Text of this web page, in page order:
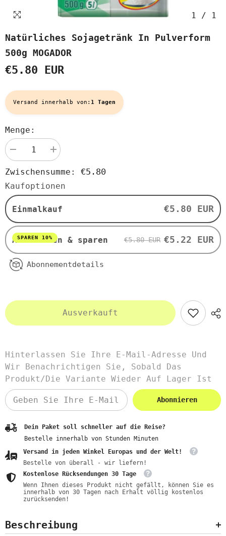
1 / 1
Natürliches Sojagetränk In Pulverform
500g MOGADOR
€5.80 EUR
Versand innerhalb von: 1 Tagen
Menge:
verringern
für
Natürliches
Sojagetränk
in
Pulverform
500g
MOGADOR
Menge
erhöhen
Natürliches
Sojagetränk
in
Pulverform
500g
MOGADOR
Zwischensumme: €5.80
Kaufoptionen
Einmalkauf €5.80 EUR
Abonnieren & sparen
SPAREN 10% €5.80 EUR €5.22 EUR
Abonnementdetails
Ausverkauft
Hinterlassen Sie Ihre E-Mail-Adresse Und
Wir Benachrichtigen Sie, Sobald Das
Produkt/die Variante Wieder Auf Lager Ist
Abonnieren
Dein Paket soll schneller auf die Reise?
Bestelle innerhalb von Stunden Minuten
Versand in jeden Winkel Europas und der Welt!
Bestelle von überall - wir liefern!
Kostenlose Rücksendungen 30 Tage
Wenn Ihnen dieses Produkt nicht gefällt, können Sie es
innerhalb von 30 Tagen nach Erhalt völlig kostenlos
zurücksenden!
Beschreibung